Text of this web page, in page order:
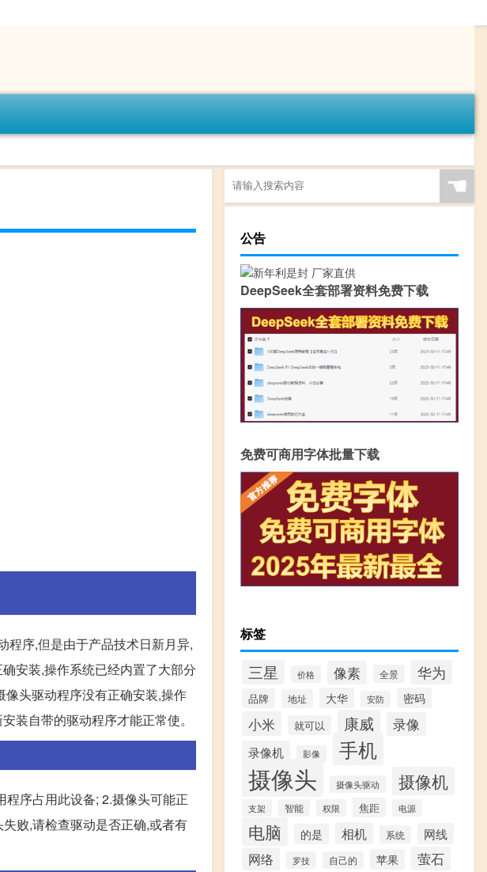
程序,但是由于产品技术日新月异,
安装,操作系统已经内置了大部分
头驱动程序没有正确安装,操作
装自带的驱动程序才能正常使。
序占用此设备; 2.摄像头可能正
败,请检查驱动是否正确,或者有
☚
公告
DeepSeek全套部署资料免费下载
免费可商用字体批量下载
标签
三星 价格 像素 全景 华为
品牌 地址 大华 安防 密码
小米 就可以 康威 录像
录像机 影像 手机
摄像头 摄像头驱动 摄像机
支架 智能 权限 焦距 电源
电脑 的是 相机 系统 网线
网络 罗技 自己的 苹果 萤石